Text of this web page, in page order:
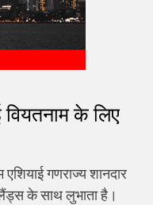
वियतनाम के लिए
गणराज्य शानदार
के साथ लुभाता है।